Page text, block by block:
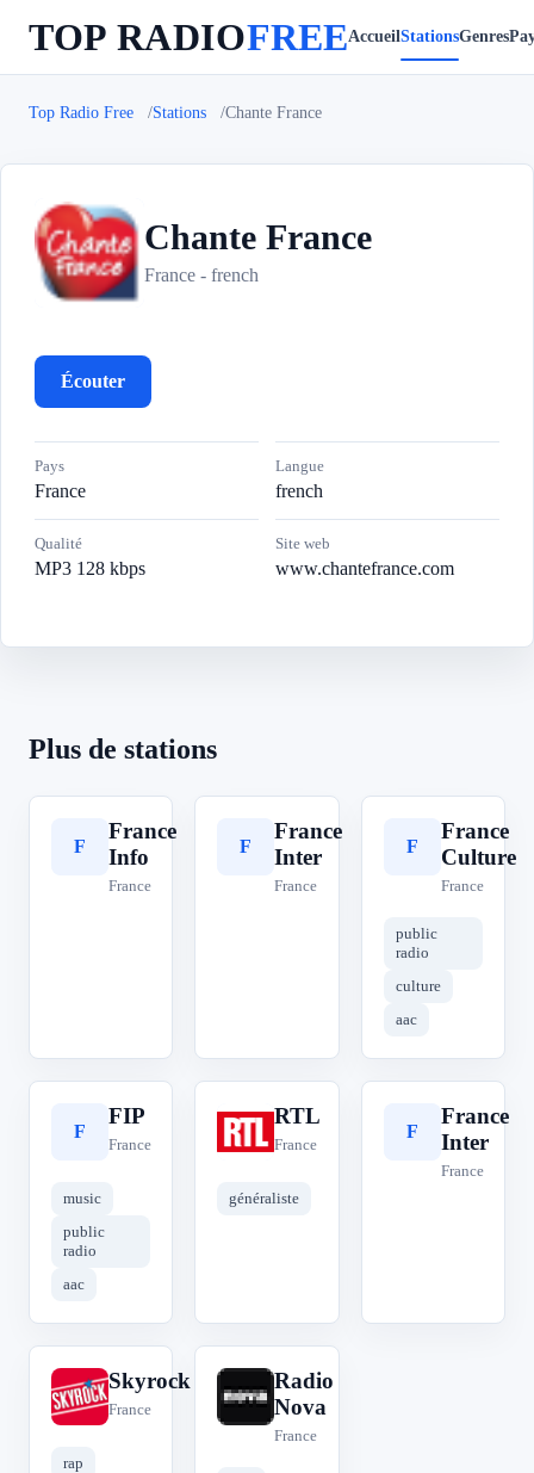
TOP RADIOFREEAccueilStationsGenres
Top Radio Free Stations Chante France
C Chante France
France - french
Écouter
Pays
France
Langue
french
Qualité
MP3 128 kbps
Site web
www.chantefrance.com
Plus de stations
F
France
Info
France
F
France
Inter
France
F
France
Culture
France
public
radio
culture
aac
F
FIP
France
music
public
radio
aac
R
RTL
France
généraliste
F
France
Inter
France
S
Skyrock
France
rap
R
Radio
Nova
France